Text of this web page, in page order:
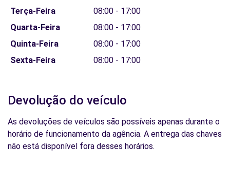
Terça-Feira
08:00 - 17:00
Quarta-Feira
08:00 - 17:00
Quinta-Feira
08:00 - 17:00
Sexta-Feira
08:00 - 17:00
Devolução do veículo
As devoluções de veículos são possíveis apenas durante o
horário de funcionamento da agência. A entrega das chaves
não está disponível fora desses horários.